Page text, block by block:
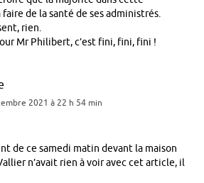
faire de la santé de ses administrés.
rien.
Mr Philibert, c’est fini, fini, fini !
2021 à 22 h 54 min
de ce samedi matin devant la maison
n’avait rien à voir avec cet article, il